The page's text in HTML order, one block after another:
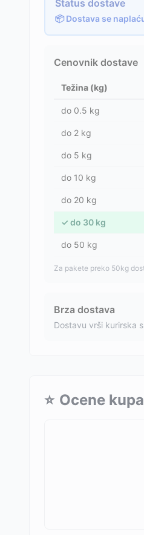
Status dostave
📦 Dostava se
Cenovnik dostave
Težina (kg)
do 0.5 kg
do 2 kg
do 5 kg
do 10 kg
do 20 kg
✓ do 30 kg
do 50 kg
Za pakete preko 50kg
Brza dostava
Dostavu vrši kurirska
⭐ Ocene